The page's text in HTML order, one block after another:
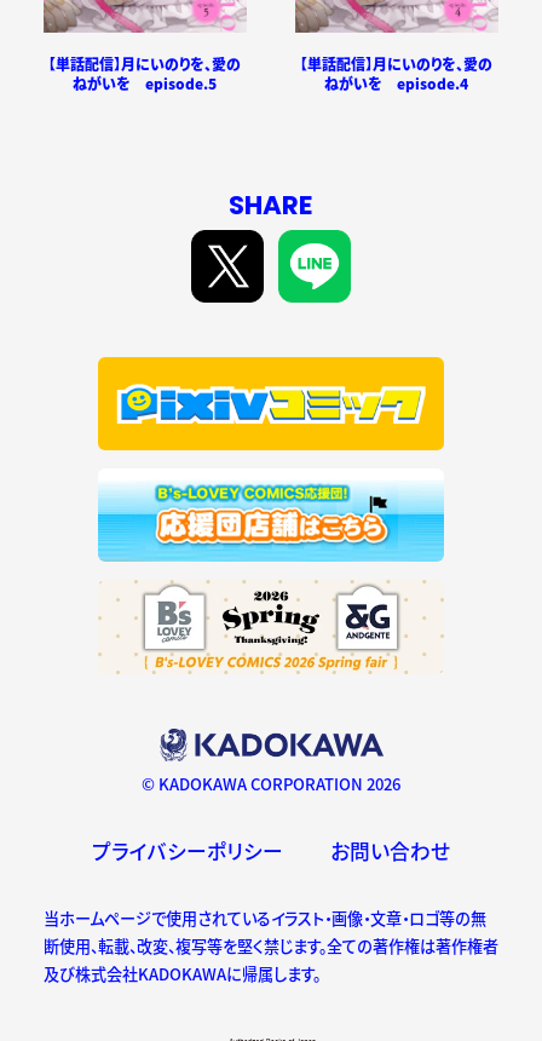
【単話配信】月にいのりを、愛の
ねがいを episode.5
【単話配信】月にいのりを、愛の
ねがいを episode.4
SHARE
© KADOKAWA CORPORATION 2026
プライバシーポリシー お問い合わせ
当ホームページで使用されているイラスト・画像・文章・ロゴ等の無
断使用、転載、改変、複写等を堅く禁じます。全ての著作権は著作権者
及び株式会社KADOKAWAに帰属します。